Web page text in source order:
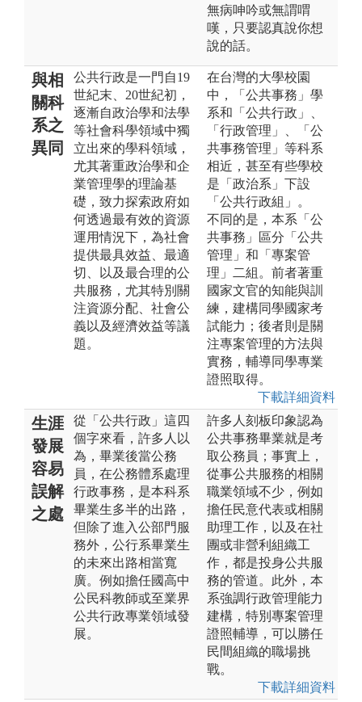
無病呻吟或無謂喟
嘆，只要認真說你想
說的話。
與相
關科
系之
異同
公共行政是一門自19
世紀末、20世紀初，
逐漸自政治學和法學
等社會科學領域中獨
立出來的學科領域，
尤其著重政治學和企
業管理學的理論基
礎，致力探索政府如
何透過最有效的資源
運用情況下，為社會
提供最具效益、最適
切、以及最合理的公
共服務，尤其特別關
注資源分配、社會公
義以及經濟效益等議
題。
在台灣的大學校園
中，「公共事務」學
系和「公共行政」、
「行政管理」、「公
共事務管理」等科系
相近，甚至有些學校
是「政治系」下設
「公共行政組」。
不同的是，本系「公
共事務」區分「公共
管理」和「專案管
理」二組。前者著重
國家文官的知能與訓
練，建構同學國家考
試能力；後者則是關
注專案管理的方法與
實務，輔導同學專業
證照取得。
下載詳細資料
生涯
發展
容易
誤解
之處
從「公共行政」這四
個字來看，許多人以
為，畢業後當公務
員，在公務體系處理
行政事務，是本科系
畢業生多半的出路，
但除了進入公部門服
務外，公行系畢業生
的未來出路相當寬
廣。例如擔任國高中
公民科教師或至業界
公共行政專業領域發
展。
許多人刻板印象認為
公共事務畢業就是考
取公務員；事實上，
從事公共服務的相關
職業領域不少，例如
擔任民意代表或相關
助理工作，以及在社
團或非營利組織工
作，都是投身公共服
務的管道。此外，本
系強調行政管理能力
建構，特別專案管理
證照輔導，可以勝任
民間組織的職場挑
戰。
下載詳細資料